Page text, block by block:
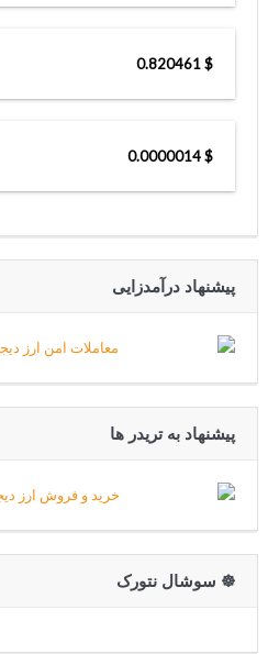
$ 0.820461
$ 0.0000014
پیشنهاد درآمدزایی
پیشنهاد به تریدر ها
☸️ سوشال نتورک